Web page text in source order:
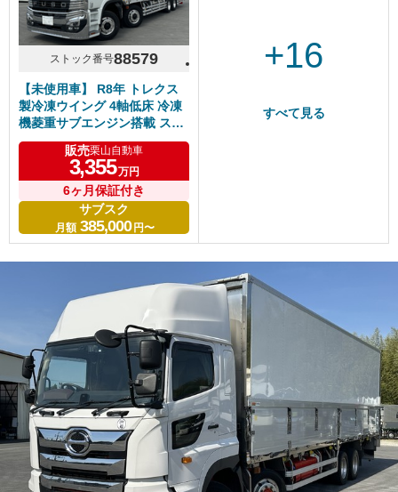
ストック番号88579
【未使用車】 R8年 トレクス
製冷凍ウイング 4軸低床 冷凍
機菱重サブエンジン搭載 スタ
ンバイ キーストン床 ジョルダ
ー/ジョロダー4列 現行型スー
パーグレート リアエアサス ア
ルミホイール シフトパイロッ
ト 6R20エンジン 車検付き
販売栗山自動車
3,355万円
6ヶ月保証付き
サブスク
月額 385,000円〜
+16
すべて見る